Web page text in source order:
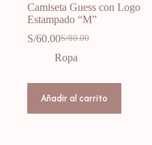
Camiseta Guess con Logo
Estampado “M”
S/80.00
S/60.00
Ropa
Añadir al carrito